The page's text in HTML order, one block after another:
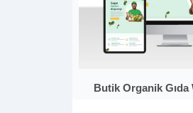
Butik Organik Gıda